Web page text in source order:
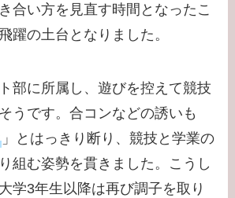
合い方を見直す時間となったこ
躍の土台となりました。
部に所属し、遊びを控えて競技
うです。合コンなどの誘いも
」とはっきり断り、競技と学業の
組む姿勢を貫きました。こうし
学3年生以降は再び調子を取り